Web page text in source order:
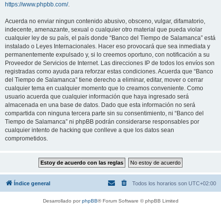
https://www.phpbb.com/.
Acuerda no enviar ningun contenido abusivo, obsceno, vulgar, difamatorio,
indecente, amenazante, sexual o cualquier otro material que pueda violar
cualquier ley de su país, el país donde “Banco del Tiempo de Salamanca” está
instalado o Leyes Internacionales. Hacer eso provocará que sea inmediata y
permanentemente expulsado y, si lo creemos oportuno, con notificación a su
Proveedor de Servicios de Internet. Las direcciones IP de todos los envíos son
registradas como ayuda para reforzar estas condiciones. Acuerda que “Banco
del Tiempo de Salamanca” tiene derecho a eliminar, editar, mover o cerrar
cualquier tema en cualquier momento que lo creamos conveniente. Como
usuario acuerda que cualquier información que haya ingresado será
almacenada en una base de datos. Dado que esta información no será
compartida con ninguna tercera parte sin su consentimiento, ni “Banco del
Tiempo de Salamanca” ni phpBB podrán considerarse responsables por
cualquier intento de hacking que conlleve a que los datos sean
comprometidos.
Índice general Todos los horarios son UTC+02:00
Desarrollado porphpBB® Forum Software © phpBB Limited